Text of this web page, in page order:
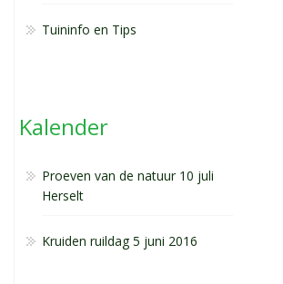
Tuininfo en Tips
Kalender
Proeven van de natuur 10 juli
Herselt
Kruiden ruildag 5 juni 2016